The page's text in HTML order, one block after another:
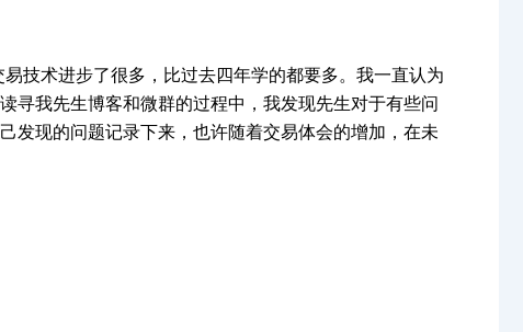
技术进步了很多，比过去四年学的都要多。我一直认为
寻我先生博客和微群的过程中，我发现先生对于有些问
发现的问题记录下来，也许随着交易体会的增加，在未